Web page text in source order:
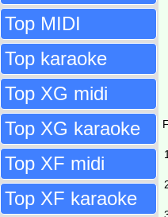
Top MIDI
Top karaoke
Top XG midi
Top XG karaoke
Top XF midi
Top XF karaoke
1.